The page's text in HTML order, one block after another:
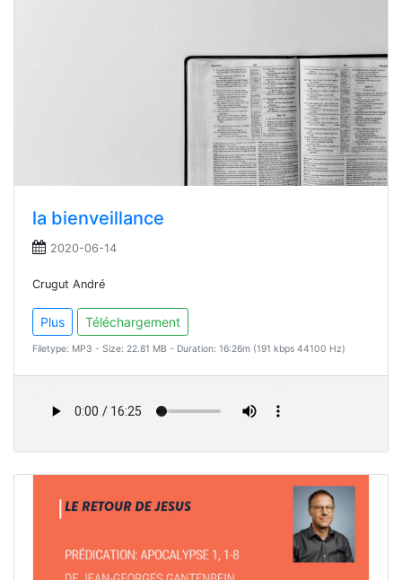
la bienveillance
2020-06-14
Crugut André
Plus Téléchargement
Filetype: MP3 - Size: 22.81 MB - Duration: 16:26m (191 kbps 44100 Hz)